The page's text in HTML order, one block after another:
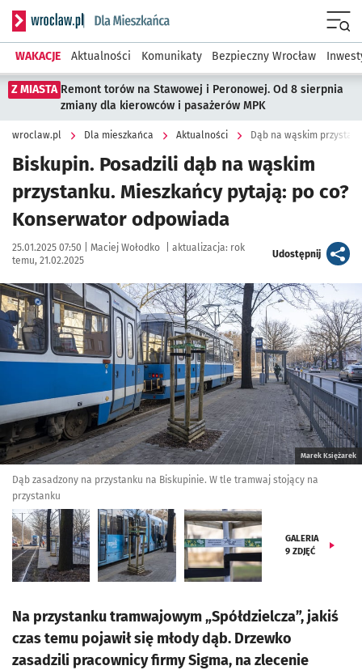
Serwis informacyjny wroclaw.pl podserwis: Dla mieszkańca
WAKACJE Aktualności Komunikaty Bezpieczny Wrocław
Z MIASTA Remont torów na Stawowej i Peronowej. Od 8 sierpnia
zmiany dla kierowców i pasażerów MPK
wroclaw.pl Dla mieszkańca Aktualności Dąb na wąskim
Biskupin. Posadzili dąb na wąskim
przystanku. Mieszkańcy pytają: po co?
Konserwator odpowiada
Data publikacji:
25.01.2025 07:50 | Autor:
Maciej Wołodko aktualizacja: rok
temu, 21.02.2025
Udostępnijartykuł
Kliknij, aby zobaczyć galerię
Marek Księżarek
Dąb zasadzony na przystanku na Biskupinie. W tle tramwaj stojący na
przystanku
GALERIA
9 ZDJĘĆ
Na przystanku tramwajowym „Spółdzielcza”, jakiś
czas temu pojawił się młody dąb. Drzewko
zasadzili pracownicy firmy Sigma, na zlecenie